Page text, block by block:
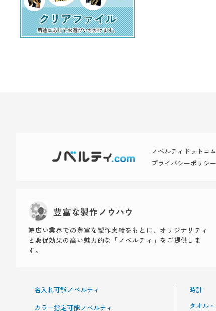
ノベルティドットコ
プライバシーポリシー
豊富な製作ノウハウ
幅広い業界での豊富な製作実績をもとに、オリジナリティ
と販促効果の高い魅力的な「ノベルティ」をご提供しま
す。
名入れ可能ノベルティ
カラー指定可能ノベルティ
時計
タオル